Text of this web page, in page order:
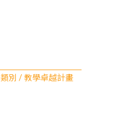
別 / 教學卓越計畫